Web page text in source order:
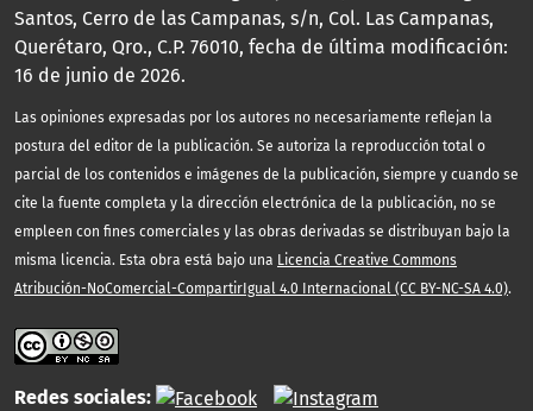
Santos, Cerro de las Campanas, s/n, Col. Las Campanas,
Querétaro, Qro., C.P. 76010, fecha de última modificación:
16 de junio de 2026.
Las opiniones expresadas por los autores no necesariamente reflejan la
postura del editor de la publicación. Se autoriza la reproducción total o
parcial de los contenidos e imágenes de la publicación, siempre y cuando se
cite la fuente completa y la dirección electrónica de la publicación, no se
empleen con fines comerciales y las obras derivadas se distribuyan bajo la
misma licencia. Esta obra está bajo una Licencia Creative Commons
Atribución-NoComercial-CompartirIgual 4.0 Internacional (CC BY-NC-SA 4.0).
Redes sociales: